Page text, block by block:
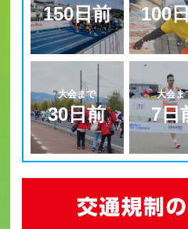
どんな大会？
エントリー
ボランティア
コースマップ・アクセス・交通規
コースマップ・アクセス
交通規制へのご協力のお願い
150日前 100
大会まで
30日前
大会ま
7日